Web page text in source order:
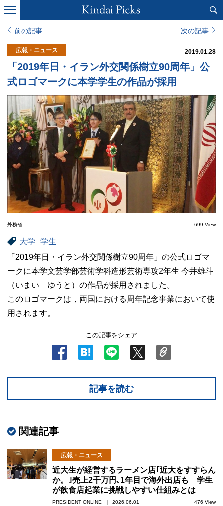
前の記事 次の記事
広報・ニュース 2019.01.28
「2019年日・イラン外交関係樹立90周年」公
式ロゴマークに本学学生の作品が採用
外務省 699 View
大学
学生
「2019年日・イラン外交関係樹立90周年」の公式ロゴマ
ークに本学文芸学部芸術学科造形芸術専攻2年生 今井雄斗
（いまい ゆうと）の作品が採用されました。
このロゴマークは，両国における周年記念事業において使
用されます。
この記事をシェア
記事を読む
関連記事
広報・ニュース
近大生が経営するラーメン店｢近大をすすらん
か。｣売上2千万円､1年目で海外出店も 学生
が飲食店起業に挑戦しやすい仕組みとは
PRESIDENT ONLINE ｜ 2026.06.01 476 View